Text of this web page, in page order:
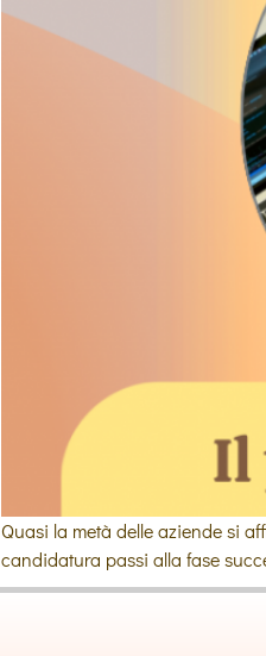
Quasi la metà delle aziende si
candidatura passi alla fase